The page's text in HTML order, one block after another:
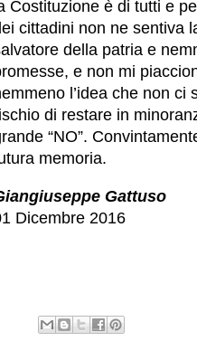
Costituzione è di tutti e
cittadini non ne sentiva
della patria e
e non mi
l’idea che non
di restare in
“NO”.
memoria.
Gattuso
Dicembre 2016